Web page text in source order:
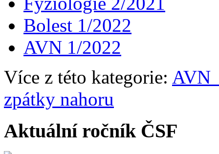
Bolest 1/2022
AVN 1/2022
Více z této kategorie:
zpátky nahoru
Aktuální ročník ČSF